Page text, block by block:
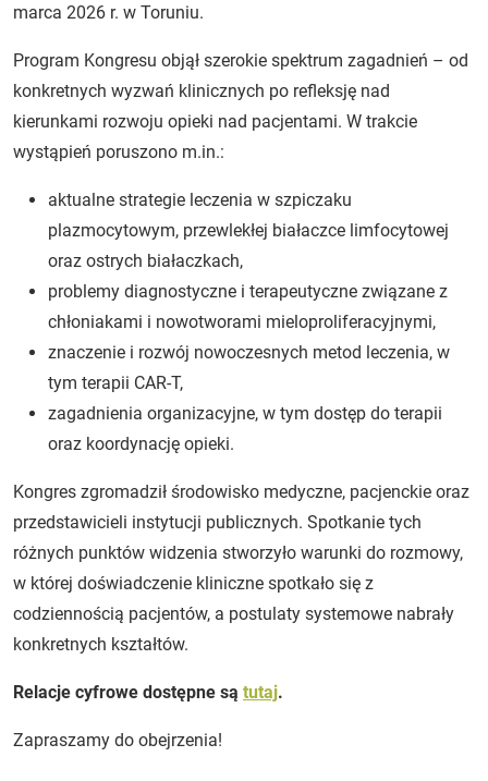
marca 2026 r. w Toruniu.
Program Kongresu objął szerokie spektrum zagadnień – od
konkretnych wyzwań klinicznych po refleksję nad
kierunkami rozwoju opieki nad pacjentami. W trakcie
wystąpień poruszono m.in.:
aktualne strategie leczenia w szpiczaku
plazmocytowym, przewlekłej białaczce limfocytowej
oraz ostrych białaczkach,
problemy diagnostyczne i terapeutyczne związane z
chłoniakami i nowotworami mieloproliferacyjnymi,
znaczenie i rozwój nowoczesnych metod leczenia, w
tym terapii CAR-T,
zagadnienia organizacyjne, w tym dostęp do terapii
oraz koordynację opieki.
Kongres zgromadził środowisko medyczne, pacjenckie oraz
przedstawicieli instytucji publicznych. Spotkanie tych
różnych punktów widzenia stworzyło warunki do rozmowy,
w której doświadczenie kliniczne spotkało się z
codziennością pacjentów, a postulaty systemowe nabrały
konkretnych kształtów.
Relacje cyfrowe dostępne są tutaj.
Zapraszamy do obejrzenia!